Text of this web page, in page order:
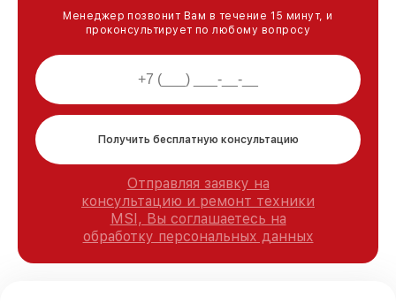
Менеджер позвонит Вам в течение 15 минут, и
проконсультирует по любому вопросу
Получить бесплатную консультацию
Отправляя заявку на
консультацию и ремонт техники
MSI, Вы соглашаетесь на
обработку персональных данных